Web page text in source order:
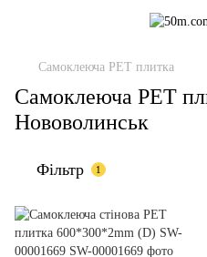
Самоклеюча PET плитка
Самоклеюча PET
Нововолинськ
Фільтр 1